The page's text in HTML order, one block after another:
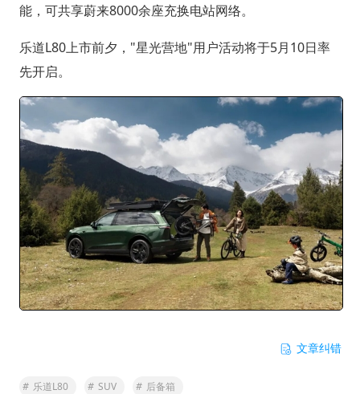
能，可共享蔚来8000余座充换电站网络。
乐道L80上市前夕，"星光营地"用户活动将于5月10日率
先开启。
文章纠错
# 乐道L80 # SUV # 后备箱